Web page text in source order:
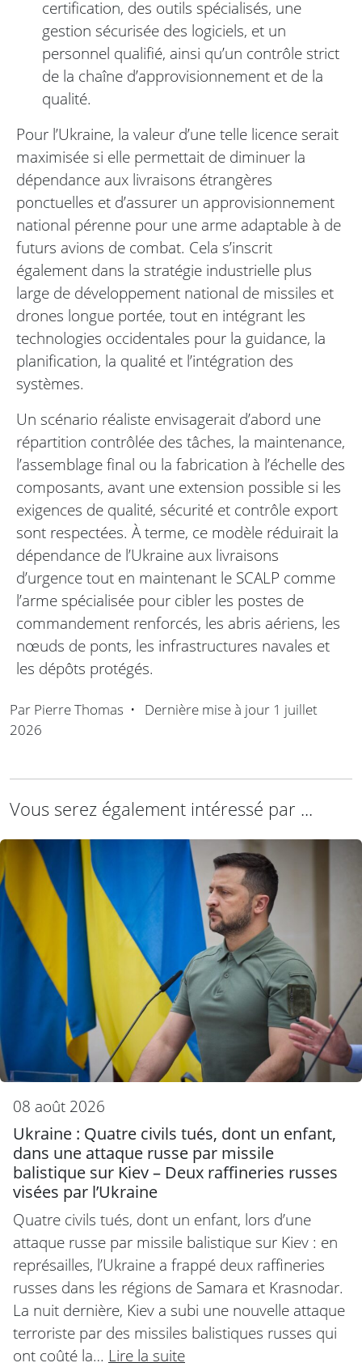
certification, des outils spécialisés, une
gestion sécurisée des logiciels, et un
personnel qualifié, ainsi qu’un contrôle strict
de la chaîne d’approvisionnement et de la
qualité.
Pour l’Ukraine, la valeur d’une telle licence serait
maximisée si elle permettait de diminuer la
dépendance aux livraisons étrangères
ponctuelles et d’assurer un approvisionnement
national pérenne pour une arme adaptable à de
futurs avions de combat. Cela s’inscrit
également dans la stratégie industrielle plus
large de développement national de missiles et
drones longue portée, tout en intégrant les
technologies occidentales pour la guidance, la
planification, la qualité et l’intégration des
systèmes.
Un scénario réaliste envisagerait d’abord une
répartition contrôlée des tâches, la maintenance,
l’assemblage final ou la fabrication à l’échelle des
composants, avant une extension possible si les
exigences de qualité, sécurité et contrôle export
sont respectées. À terme, ce modèle réduirait la
dépendance de l’Ukraine aux livraisons
d’urgence tout en maintenant le SCALP comme
l’arme spécialisée pour cibler les postes de
commandement renforcés, les abris aériens, les
nœuds de ponts, les infrastructures navales et
les dépôts protégés.
Par Pierre Thomas • Dernière mise à jour 1 juillet
2026
Vous serez également intéressé par ...
08 août 2026
Ukraine : Quatre civils tués, dont un enfant,
dans une attaque russe par missile
balistique sur Kiev – Deux raffineries russes
visées par l’Ukraine
Quatre civils tués, dont un enfant, lors d’une
attaque russe par missile balistique sur Kiev : en
représailles, l’Ukraine a frappé deux raffineries
russes dans les régions de Samara et Krasnodar.
La nuit dernière, Kiev a subi une nouvelle attaque
terroriste par des missiles balistiques russes qui
ont coûté la… Lire la suite